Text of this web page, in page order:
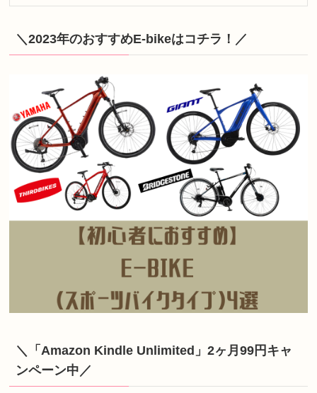
＼2023年のおすすめE-bikeはコチラ！／
＼「Amazon Kindle Unlimited」2ヶ月99円キャ
ンペーン中／